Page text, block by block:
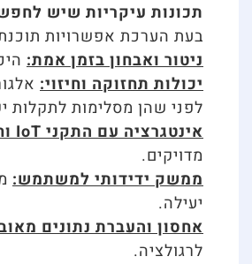
תכונות עיקריות שיש
בעת הערכת אפשרויות
ניטור ואבחון בזמן אמת:
יכולות תחזוקה וחיזוי:
לפני שהן מסלימות לתקלות
אינטגרציה עם התקני IoT וחיישנים:
מדויקים.
ממשק ידידותי למשתמש:
יעילה.
אחסון והעברת נתונים
לרגולציה.